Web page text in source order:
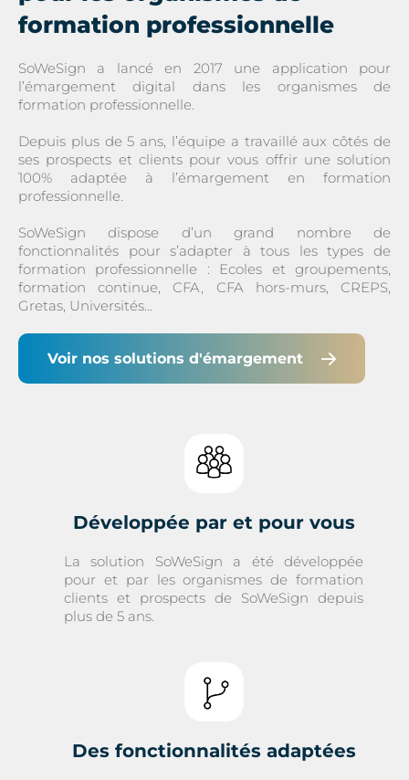
formation professionnelle
SoWeSign a lancé en 2017 une application pour
l’émargement digital dans les organismes de
formation professionnelle.
Depuis plus de 5 ans, l’équipe a travaillé aux côtés de
ses prospects et clients pour vous offrir une solution
100% adaptée à l’émargement en formation
professionnelle.
SoWeSign dispose d’un grand nombre de
fonctionnalités pour s’adapter à tous les types de
formation professionnelle : Ecoles et groupements,
formation continue, CFA, CFA hors-murs, CREPS,
Gretas, Universités…
Voir nos solutions d'émargement
Développée par et pour vous
La solution SoWeSign a été développée
pour et par les organismes de formation
clients et prospects de SoWeSign depuis
plus de 5 ans.
Des fonctionnalités adaptées